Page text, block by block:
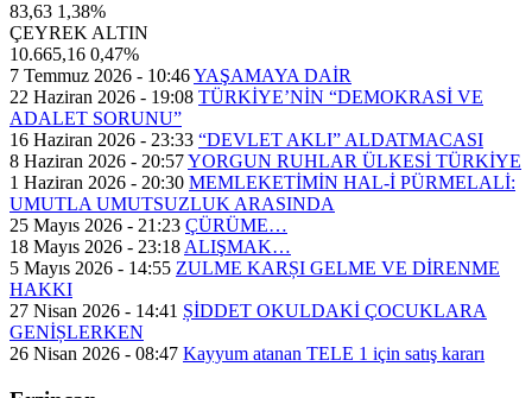
83,63 1,38%
ÇEYREK ALTIN
10.665,16 0,47%
7 Temmuz 2026 - 10:46YAŞAMAYA DAİR
22 Haziran 2026 - 19:08 TÜRKİYE’NİN “DEMOKRASİ VE
ADALET SORUNU”
16 Haziran 2026 - 23:33 “DEVLET AKLI” ALDATMACASI
8 Haziran 2026 - 20:57YORGUN RUHLAR ÜLKESİ TÜRKİYE
1 Haziran 2026 - 20:30 MEMLEKETİMİN HAL-İ PÜRMELALİ:
UMUTLA UMUTSUZLUK ARASINDA
25 Mayıs 2026 - 21:23 ÇÜRÜME…
18 Mayıs 2026 - 23:18 ALIŞMAK…
5 Mayıs 2026 - 14:55 ZULME KARȘI GELME VE DİRENME
HAKKI
27 Nisan 2026 - 14:41 ȘİDDET OKULDAKİ ÇOCUKLARA
GENİȘLERKEN
26 Nisan 2026 - 08:47 Kayyum atanan TELE 1 için satış kararı